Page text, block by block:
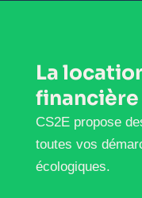
La
CS2E propose
toutes vos
écologiques.